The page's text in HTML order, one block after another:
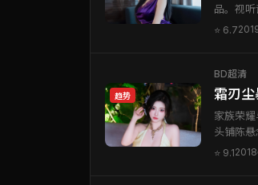
品。视
⭐ 6.7
趋势
BD超清
霜刃尘
家族荣
头铺陈
⭐ 9.12018